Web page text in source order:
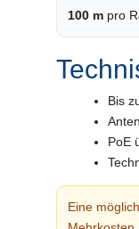
100 m pro
Bis
PoE
Eine